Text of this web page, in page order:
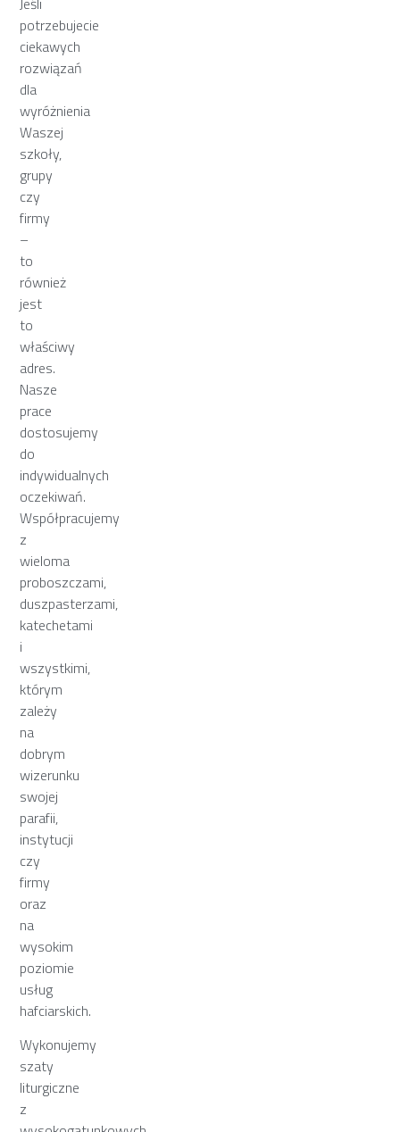
potrzebujecie
ciekawych
rozwiązań
dla
wyróżnienia
Waszej
szkoły,
grupy
czy
firmy
–
to
również
jest
to
właściwy
adres.
Nasze
prace
dostosujemy
do
indywidualnych
oczekiwań.
Współpracujemy
z
wieloma
proboszczami,
duszpasterzami,
katechetami
i
wszystkimi,
którym
zależy
na
dobrym
wizerunku
swojej
parafii,
instytucji
czy
firmy
oraz
na
wysokim
poziomie
usług
hafciarskich.
Wykonujemy
szaty
liturgiczne
z